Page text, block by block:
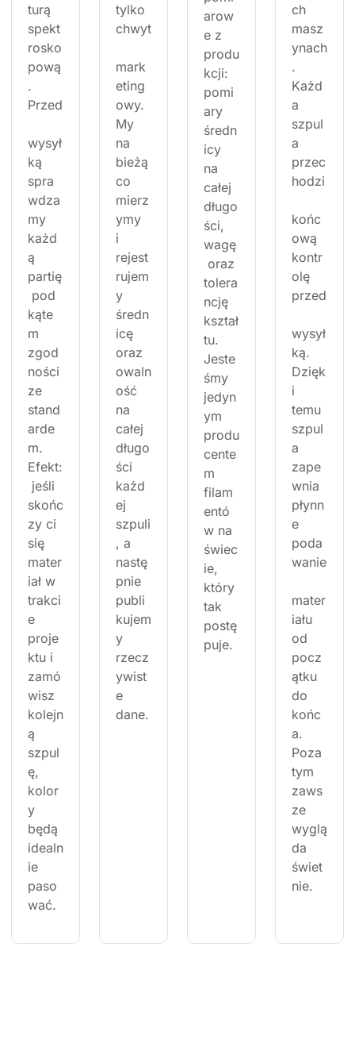
turą
spekt
rosko
pową
.
Przed
wysył
ką
spra
wdza
my
każd
ą
partię
pod
kąte
m
zgod
ności
ze
stand
arde
m.
Efekt:
jeśli
skońc
zy ci
się
mater
iał w
trakci
e
proje
ktu i
zamó
wisz
kolejn
ą
szpul
ę,
kolor
y
będą
idealn
ie
paso
wać.
tylko
chwyt
mark
eting
owy.
My
na
bieżą
co
mierz
ymy
i
rejest
rujem
y
średn
icę
oraz
owaln
ość
na
całej
długo
ści
każd
ej
szpuli
, a
nastę
pnie
publi
kujem
y
rzecz
ywist
e
dane.
arow
e z
produ
kcji:
pomi
ary
średn
icy
na
całej
długo
ści,
wagę
oraz
tolera
ncję
kształ
tu.
Jeste
śmy
jedyn
ym
produ
cente
m
filam
entó
w na
świec
ie,
który
tak
postę
puje.
ch
masz
ynach
.
Każd
a
szpul
a
przec
hodzi
końc
ową
kontr
olę
przed
wysył
ką.
Dzięk
i
temu
szpul
a
zape
wnia
płynn
e
poda
wanie
mater
iału
od
pocz
ątku
do
końc
a.
Poza
tym
zaws
ze
wyglą
da
świet
nie.